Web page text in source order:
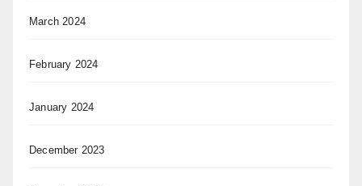
March 2024
February 2024
January 2024
December 2023